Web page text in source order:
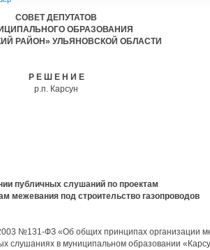
СОВЕТ ДЕПУТАТОВ
ОБРАЗОВАНИЯ
РАЙОН» УЛЬЯНОВСКОЙ ОБЛАСТИ
Р Е Ш Е Н И Е
р.п. Карсун
публичных слушаний по проектам
межевания под строительство газопроводов
№131-ФЗ «Об общих принципах организации
слушаниях в муниципальном образовании